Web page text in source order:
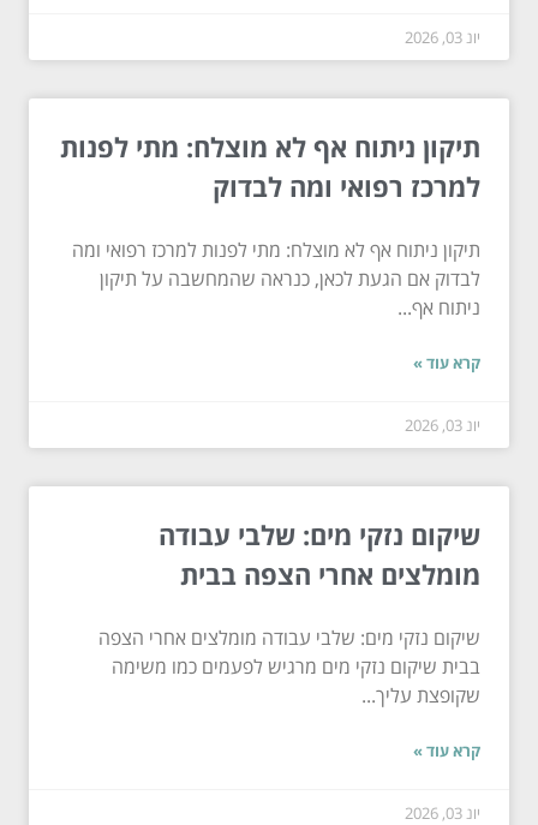
יונ 03, 2026
תיקון ניתוח אף לא מוצלח: מתי לפנות
למרכז רפואי ומה לבדוק
תיקון ניתוח אף לא מוצלח: מתי לפנות למרכז רפואי ומה
לבדוק אם הגעת לכאן, כנראה שהמחשבה על תיקון
ניתוח אף...
קרא עוד »
יונ 03, 2026
שיקום נזקי מים: שלבי עבודה
מומלצים אחרי הצפה בבית
שיקום נזקי מים: שלבי עבודה מומלצים אחרי הצפה
בבית שיקום נזקי מים מרגיש לפעמים כמו משימה
שקופצת עליך...
קרא עוד »
יונ 03, 2026